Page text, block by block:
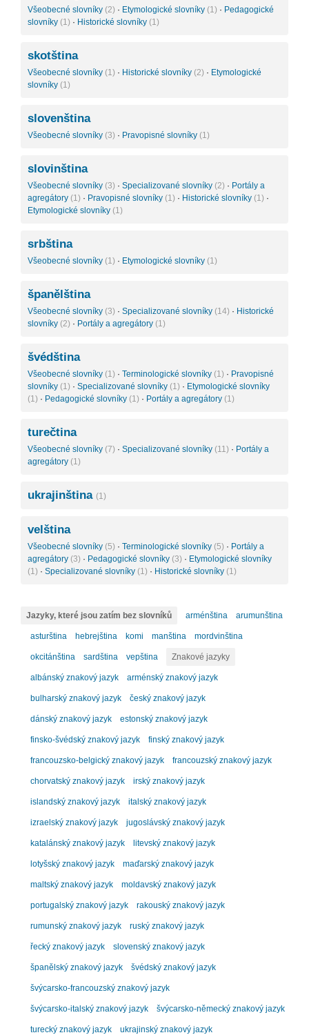
Všeobecné slovníky (2) · Etymologické slovníky (1) · Pedagogické
slovníky (1) · Historické slovníky (1)
skotština
Všeobecné slovníky (1) · Historické slovníky (2) · Etymologické
slovníky (1)
slovenština
Všeobecné slovníky (3) · Pravopisné slovníky (1)
slovinština
Všeobecné slovníky (3) · Specializované slovníky (2) · Portály a
agregátory (1) · Pravopisné slovníky (1) · Historické slovníky (1) ·
Etymologické slovníky (1)
srbština
Všeobecné slovníky (1) · Etymologické slovníky (1)
španělština
Všeobecné slovníky (3) · Specializované slovníky (14) · Historické
slovníky (2) · Portály a agregátory (1)
švédština
Všeobecné slovníky (1) · Terminologické slovníky (1) · Pravopisné
slovníky (1) · Specializované slovníky (1) · Etymologické slovníky
(1) · Pedagogické slovníky (1) · Portály a agregátory (1)
turečtina
Všeobecné slovníky (7) · Specializované slovníky (11) · Portály a
agregátory (1)
ukrajinština (1)
velština
Všeobecné slovníky (5) · Terminologické slovníky (5) · Portály a
agregátory (3) · Pedagogické slovníky (3) · Etymologické slovníky
(1) · Specializované slovníky (1) · Historické slovníky (1)
Jazyky, které jsou zatím bez slovníků arménština arumunština
asturština hebrejština komi manština mordvinština
okcitánština sardština vepština Znakové jazyky
albánský znakový jazyk arménský znakový jazyk
bulharský znakový jazyk český znakový jazyk
dánský znakový jazyk estonský znakový jazyk
finsko-švédský znakový jazyk finský znakový jazyk
francouzsko-belgický znakový jazyk francouzský znakový jazyk
chorvatský znakový jazyk irský znakový jazyk
islandský znakový jazyk italský znakový jazyk
izraelský znakový jazyk jugoslávský znakový jazyk
katalánský znakový jazyk litevský znakový jazyk
lotyšský znakový jazyk maďarský znakový jazyk
maltský znakový jazyk moldavský znakový jazyk
portugalský znakový jazyk rakouský znakový jazyk
rumunský znakový jazyk ruský znakový jazyk
řecký znakový jazyk slovenský znakový jazyk
španělský znakový jazyk švédský znakový jazyk
švýcarsko-francouzský znakový jazyk
švýcarsko-italský znakový jazyk švýcarsko-německý znakový jazyk
turecký znakový jazyk ukrajinský znakový jazyk